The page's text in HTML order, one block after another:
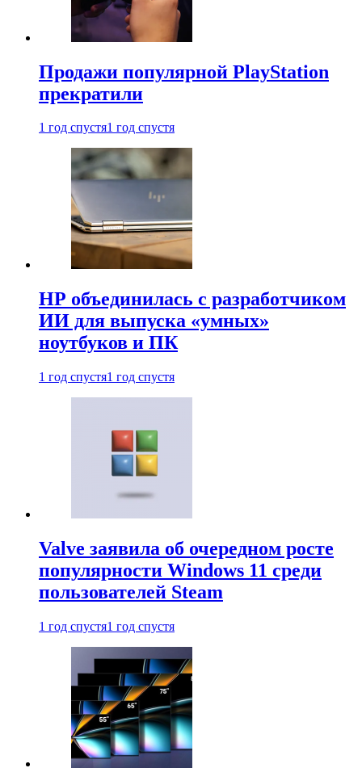
Продажи популярной PlayStation
прекратили
1 год спустя1 год спустя
HP объединилась с разработчиком
ИИ для выпуска «умных»
ноутбуков и ПК
1 год спустя1 год спустя
Valve заявила об очередном росте
популярности Windows 11 среди
пользователей Steam
1 год спустя1 год спустя